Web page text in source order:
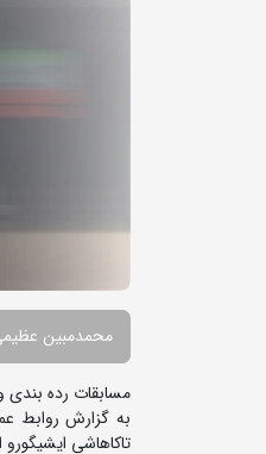
محمدمبین
مسابقات رده بندی